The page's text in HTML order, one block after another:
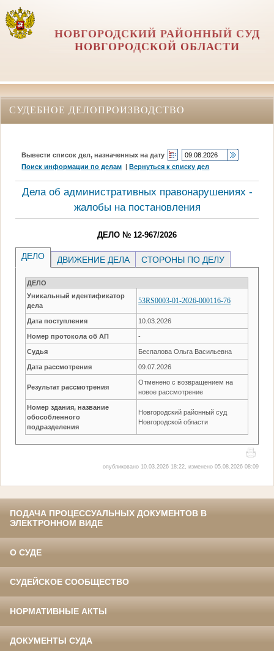
НОВГОРОДСКИЙ РАЙОННЫЙ СУД
НОВГОРОДСКОЙ ОБЛАСТИ
СУДЕБНОЕ ДЕЛОПРОИЗВОДСТВО
Вывести список дел, назначенных на дату
Поиск информации по делам |Вернуться к списку дел
Дела об административных правонарушениях -
жалобы на постановления
ДЕЛО № 12-967/2026
ДЕЛО ДВИЖЕНИЕ ДЕЛА СТОРОНЫ ПО ДЕЛУ
ДЕЛО
Уникальный идентификатор
дела
53RS0003-01-2026-000116-76
Дата поступления 10.03.2026
Номер протокола об АП -
Судья Беспалова Ольга Васильевна
Дата рассмотрения 09.07.2026
Результат рассмотрения
Отменено с возвращением на
новое рассмотрение
Номер здания, название
обособленного
подразделения
Новгородский районный суд
Новгородской области
опубликовано 10.03.2026 18:22, изменено 05.08.2026 08:09
ПОДАЧА ПРОЦЕССУАЛЬНЫХ ДОКУМЕНТОВ В
ЭЛЕКТРОННОМ ВИДЕ
О СУДЕ
СУДЕЙСКОЕ СООБЩЕСТВО
НОРМАТИВНЫЕ АКТЫ
ДОКУМЕНТЫ СУДА